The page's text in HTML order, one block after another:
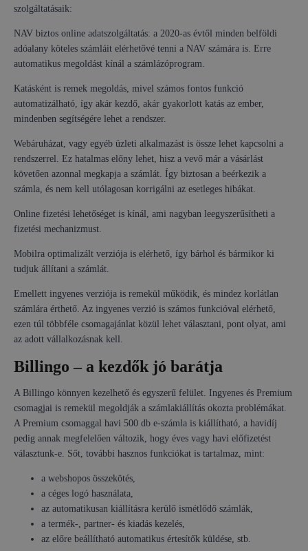
szolgáltatásaik:
NAV biztos online adatszolgáltatás: a 2020-as évtől minden belföldi
adóalany köteles számláit elérhetővé tenni a NAV számára is. Erre
automatikus megoldást kínál a számlázóprogram.
Katásként is remek megoldás, mivel számos fontos funkció
automatizálható, így akár kezdő, akár gyakorlott katás az ember,
mindenben segítségére lehet a rendszer.
Webáruházat, vagy egyéb üzleti alkalmazást is össze lehet kapcsolni a
rendszerrel. Ez hatalmas előny lehet, hisz a vevő már a vásárlást
követően azonnal megkapja a számlát. Így biztosan a beérkezik a
számla, és nem kell utólagosan korrigálni az esetleges hibákat.
Online fizetési lehetőséget is kínál, ami nagyban leegyszerűsítheti a
fizetési mechanizmust.
Mobilra optimalizált verziója is elérhető, így bárhol és bármikor ki
tudjuk állítani a számlát.
Emellett ingyenes verziója is remekül működik, és mindez korlátlan
számlára érthető. Az ingyenes verzió is számos funkcióval elérhető,
ezen túl többféle csomagajánlat közül lehet választani, pont olyat, ami
az adott vállalkozásnak kell.
Billingo – a kezdők jó barátja
A Billingo könnyen kezelhető és egyszerű felület. Ingyenes és Premium
csomagjai is remekül megoldják a számlakiállítás okozta problémákat.
A Premium csomaggal havi 500 db e-számla is kiállítható, a havidíj
pedig annak megfelelően változik, hogy éves vagy havi előfizetést
választunk-e. Sőt, további hasznos funkciókat is tartalmaz, mint:
a webshopos összekötés,
a céges logó használata,
az automatikusan kiállításra kerülő ismétlődő számlák,
a termék-, partner- és kiadás kezelés,
az előre beállítható automatikus értesítők küldése, stb.